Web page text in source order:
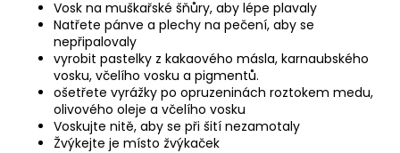
Vosk na muškařské šňůry, aby lépe plavaly
Natřete pánve a plechy na pečení, aby se
nepřipalovaly
vyrobit pastelky z kakaového másla, karnaubského
vosku, včelího vosku a pigmentů.
ošetřete vyrážky po opruzeninách roztokem medu,
olivového oleje a včelího vosku
Voskujte nitě, aby se při šití nezamotaly
Žvýkejte je místo žvýkaček